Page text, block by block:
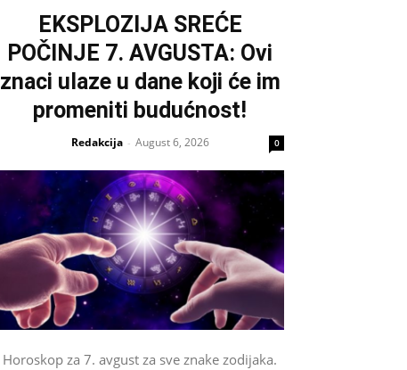
EKSPLOZIJA SREĆE
POČINJE 7. AVGUSTA: Ovi
znaci ulaze u dane koji će im
promeniti budućnost!
Redakcija - August 6, 2026 0
Horoskop za 7. avgust za sve znake zodijaka.